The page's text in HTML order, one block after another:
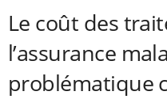
Le coût des
l’assurance
problématique